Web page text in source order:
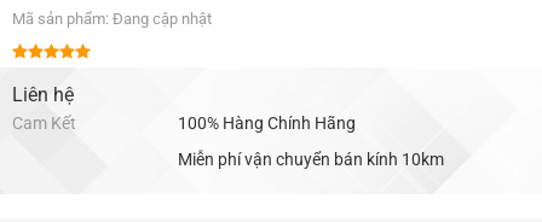
Mã sản phẩm: Đang cập nhật
hạng 5.00
5 sao
Liên hệ
Cam Kết
100% Hàng Chính Hãng
Miễn phí vận chuyển bán kính 10km